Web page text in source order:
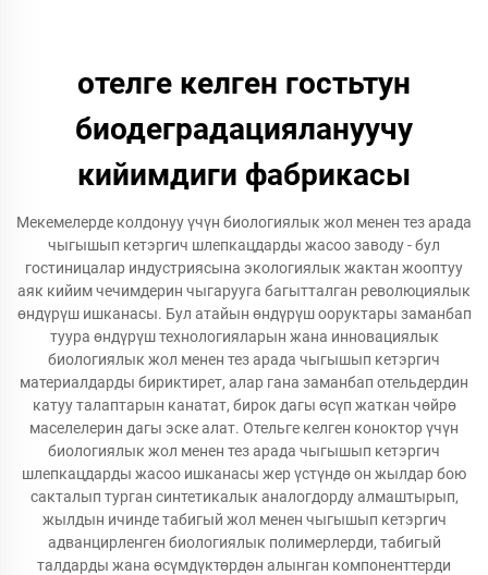
отелге келген гостьтун
биодеградациялануучу
кийимдиги фабрикасы
Мекемелерде колдонуу үчүн биологиялык жол менен тез арада
чыгышып кетэргич шлепкацдарды жасоо заводу - бул
гостиницалар индустриясына экологиялык жактан жооптуу
аяк кийим чечимдерин чыгарууга багытталган революциялык
өндүрүш ишканасы. Бул атайын өндүрүш ооруктары заманбап
туура өндүрүш технологияларын жана инновациялык
биологиялык жол менен тез арада чыгышып кетэргич
материалдарды бириктирет, алар гана заманбап отельдердин
катуу талаптарын канатат, бирок дагы өсүп жаткан чөйрө
маселелерин дагы эске алат. Отельге келген коноктор үчүн
биологиялык жол менен тез арада чыгышып кетэргич
шлепкацдарды жасоо ишканасы жер үстүндө он жылдар бою
сакталып турган синтетикалык аналогдорду алмаштырып,
жылдын ичинде табигый жол менен чыгышып кетэргич
адванцирленген биологиялык полимерлерди, табигый
талдарды жана өсүмдүктөрдөн алынган компоненттерди